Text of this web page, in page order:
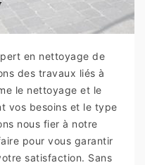
en nettoyage de
des travaux liés à
le nettoyage et le
vos besoins et le type
nous fier à notre
pour vous garantir
satisfaction. Sans